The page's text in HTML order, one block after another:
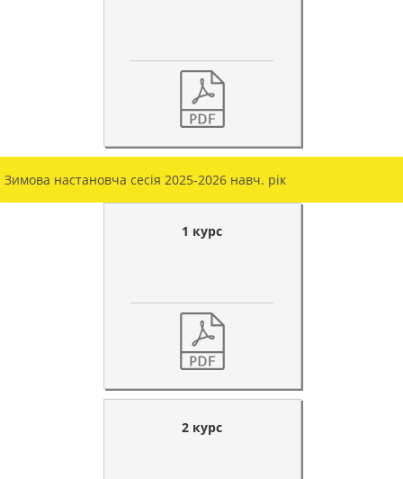
Зимова настановча сесія 2025-2026 навч. рік
1 курс
2 курс